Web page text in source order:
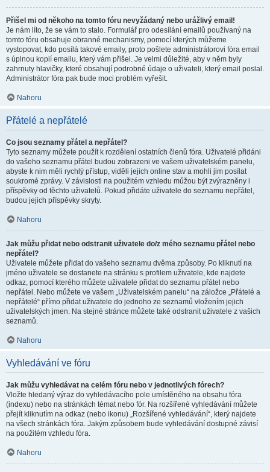
Přišel mi od někoho na tomto fóru nevyžádaný nebo urážlivý email!
Je nám líto, že se vám to stalo. Formulář pro odesílání emailů používaný na
tomto fóru obsahuje obranné mechanismy, pomocí kterých můžeme
vystopovat, kdo posílá takové emaily, proto pošlete administrátorovi fóra email
s úplnou kopií emailu, který vám přišel. Je velmi důležité, aby v něm byly
zahrnuty hlavičky, které obsahují podrobné údaje o uživateli, který email poslal.
Administrátor fóra pak bude moci problém vyřešit.
Nahoru
Přátelé a nepřátelé
Co jsou seznamy přátel a nepřátel?
Tyto seznamy můžete použít k rozdělení ostatních členů fóra. Uživatelé přidáni
do vašeho seznamu přátel budou zobrazeni ve vašem uživatelském panelu,
abyste k nim měli rychlý přístup, viděli jejich online stav a mohli jim posílat
soukromé zprávy. V závislosti na použitém vzhledu můžou být zvýrazněny i
příspěvky od těchto uživatelů. Pokud přidáte uživatele do seznamu nepřátel,
budou jejich příspěvky skryty.
Nahoru
Jak můžu přidat nebo odstranit uživatele do/z mého seznamu přátel nebo
nepřátel?
Uživatele můžete přidat do vašeho seznamu dvěma způsoby. Po kliknutí na
jméno uživatele se dostanete na stránku s profilem uživatele, kde najdete
odkaz, pomocí kterého můžete uživatele přidat do seznamu přátel nebo
nepřátel. Nebo můžete ve vašem „Uživatelském panelu“ na záložce „Přátelé a
nepřátelé“ přímo přidat uživatele do jednoho ze seznamů vložením jejich
uživatelských jmen. Na stejné stránce můžete také odstranit uživatele z vašich
seznamů.
Nahoru
Vyhledávání ve fóru
Jak můžu vyhledávat na celém fóru nebo v jednotlivých fórech?
Vložte hledaný výraz do vyhledávacího pole umístěného na obsahu fóra
(indexu) nebo na stránkách témat nebo fór. Na rozšířené vyhledávání můžete
přejít kliknutím na odkaz (nebo ikonu) „Rozšířené vyhledávání“, který najdete
na všech stránkách fóra. Jakým způsobem bude vyhledávání dostupné závisí
na použitém vzhledu fóra.
Nahoru